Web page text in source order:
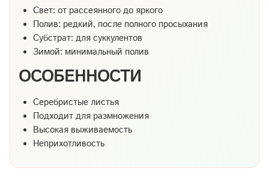
Свет: от рассеянного до яркого
Полив: редкий, после полного просыхания
Субстрат: для суккулентов
Зимой: минимальный полив
ОСОБЕННОСТИ
Серебристые листья
Подходит для размножения
Высокая выживаемость
Неприхотливость